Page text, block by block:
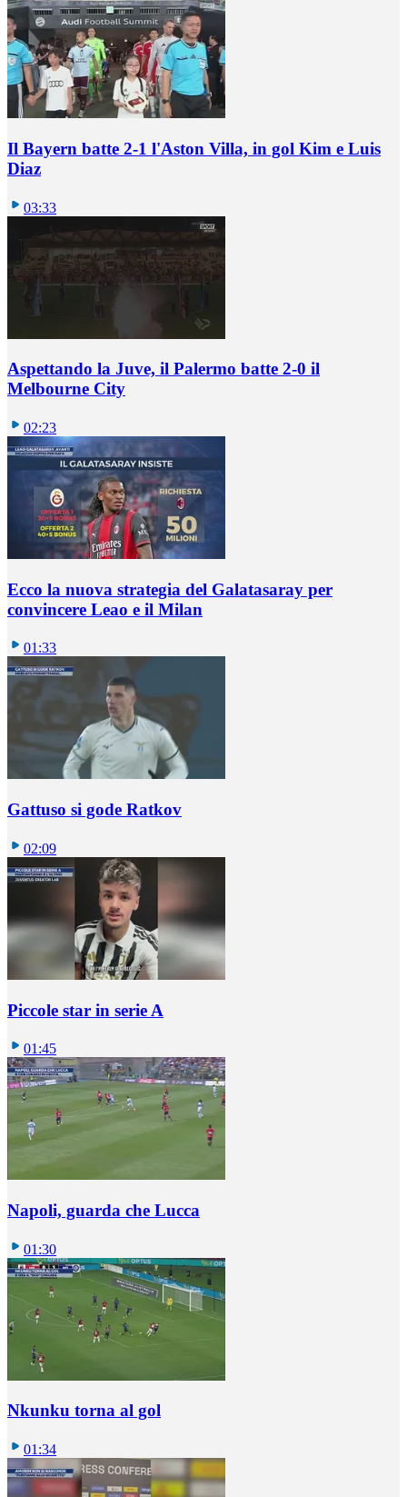
Il Bayern batte 2-1 l'Aston Villa, in gol Kim e Luis
Diaz
03:33
Aspettando la Juve, il Palermo batte 2-0 il
Melbourne City
02:23
Ecco la nuova strategia del Galatasaray per
convincere Leao e il Milan
01:33
Gattuso si gode Ratkov
02:09
Piccole star in serie A
01:45
Napoli, guarda che Lucca
01:30
Nkunku torna al gol
01:34